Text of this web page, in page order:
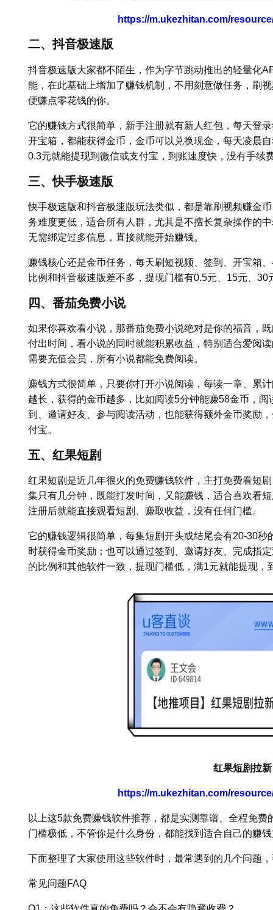
https://m.ukezhitan.com/
二、抖音极速版
抖音极速版大家都不陌生，作为字节跳动推出的轻量化
能，在此基础上增加了赚钱机制，不用刻意做任务，刷
便赚点零花钱的你。
它的赚钱方式很简单，新手注册就有新人红包，每天登
开宝箱，都能获得金币，金币可以兑换现金，每天凌晨
0.3元就能提现到微信或支付宝，到账速度快，没有手续
三、快手极速版
快手极速版和抖音极速版玩法类似，都是靠刷视频赚金
务难度更低，适合所有人群，尤其是不擅长复杂操作的
无需绑定过多信息，直接就能开始赚钱。
赚钱核心还是金币任务，每天刷短视频、签到、开宝箱
比例和抖音极速版差不多，提现门槛有0.5元、15元、
四、番茄免费小说
如果你喜欢看小说，那番茄免费小说绝对是你的福音，
付出时间，看小说的同时就能积累收益，特别适合爱阅
需要充值会员，所有小说都能免费阅读。
赚钱方式很简单，只要你打开小说阅读，每读一章、累
越长，获得的金币越多，比如阅读5分钟能赚58金币，
到、邀请好友、参与阅读活动，也能获得额外金币奖励
付宝。
五、红果短剧
红果短剧是近几年很火的免费赚钱软件，主打免费看短
集只有几分钟，既能打发时间，又能赚钱，适合喜欢看
注册后就能直接观看短剧、赚取收益，没有任何门槛。
它的赚钱逻辑很简单，每集短剧开头或结尾会有20-30
时获得金币奖励；也可以通过签到、邀请好友、完成指
的比例和其他软件一致，提现门槛低，满1元就能提现，
红果短剧拉新
https://m.ukezhitan.com/
以上这5款免费赚钱软件推荐，都是实测靠谱、全程免
门槛极低，不管你是什么身份，都能找到适合自己的赚
下面整理了大家使用这些软件时，最常遇到的几个问题
常见问题FAQ